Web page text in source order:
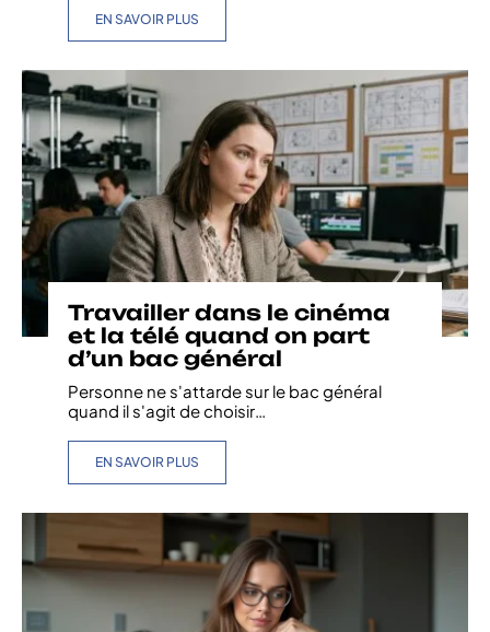
EN SAVOIR PLUS
Travailler dans le cinéma
et la télé quand on part
d’un bac général
Personne ne s'attarde sur le bac général
quand il s'agit de choisir…
EN SAVOIR PLUS